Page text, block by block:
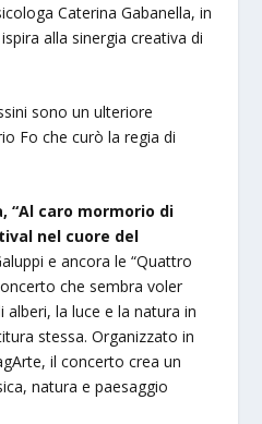
Caterina Gabanella, in
alla sinergia creativa di
sono un ulteriore
Fo che curò la regia di
“Al caro mormorio di
nel cuore del
e ancora le “Quattro
che sembra voler
la luce e la natura in
stessa. Organizzato in
il concerto crea un
natura e paesaggio